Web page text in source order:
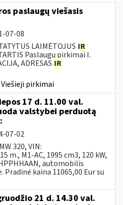
paslaugų viešasis
07-08
LAIMĖTOJUS IR
Paslaugų pirkimai I.
ADRESAS IR
Viešieji pirkimai
17 d. 11.00 val.
valstybei perduotą
07-02
320, VIN:
m., M1-AC, 1995 cm3, 120 kW,
automobilis
kaina 11065,00 Eur su
21 d. 14.30 val.